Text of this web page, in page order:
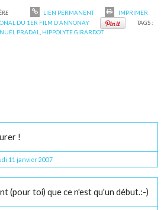
LIEN PERMANENT
IMPRIMER
DU 1ER FILM D'ANNONAY
TAGS :
PRADAL HIPPOLYTE GIRARDOT
!
11 janvier 2007
(pour toi) que ce n'est qu'un début.:-)